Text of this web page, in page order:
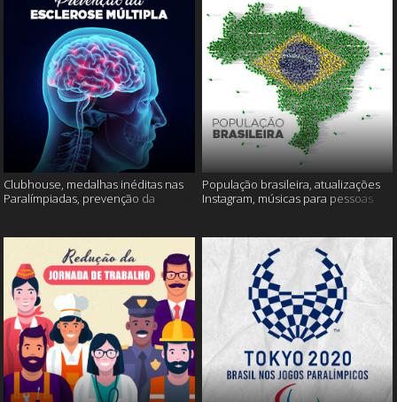
Clubhouse, medalhas inéditas nas
Paralímpiadas, prevenção da
População brasileira, atualizações
Instagram, músicas para pessoas